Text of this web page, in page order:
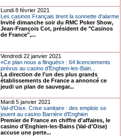
Lundi 8 février 2021
Les casinos Français tirent la sonnette d'alarme
Invité dimanche soir du RMC Poker Show,
Jean-François Cot, président de "Casinos
de France",...
Vendredi 22 janvier 2021
«Ce plan nous a flingués» : 64 licenciements
prévus au casino d’Enghien-les-Bain...
La direction de l’un des plus grands
établissements de France a annoncé ce
jeudi un plan de sauvegar...
Mardi 5 janvier 2021
Val-d'Oise. Crise sanitaire : des emplois se
jouent au casino Barrière d'Enghien
Premier de France en chiffre d'affaires, le
casino d'Enghien-les-Bains (Val-d'Oise)
accuse une perte...